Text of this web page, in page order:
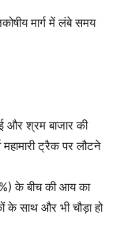
मार्ग में लंबे समय
और श्रम बाजार की
ट्रैक पर लौटने
के बीच की आय का
साथ और भी चौड़ा हो